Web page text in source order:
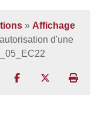
» Affichage
d'une
Partager surPartager sur